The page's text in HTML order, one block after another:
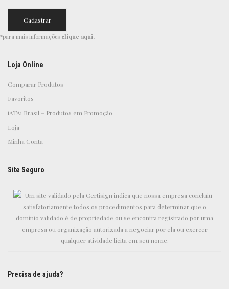
*para mais informações clique aqui.
Loja Online
Comparar Produtos
Favoritos
iATAi Brasil – Produtos em Promoção
Loja
Minha Conta
Site Seguro
Precisa de ajuda?